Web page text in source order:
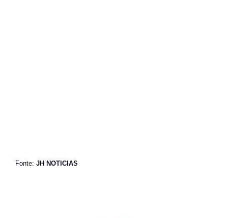
Fonte: JH NOTICIAS